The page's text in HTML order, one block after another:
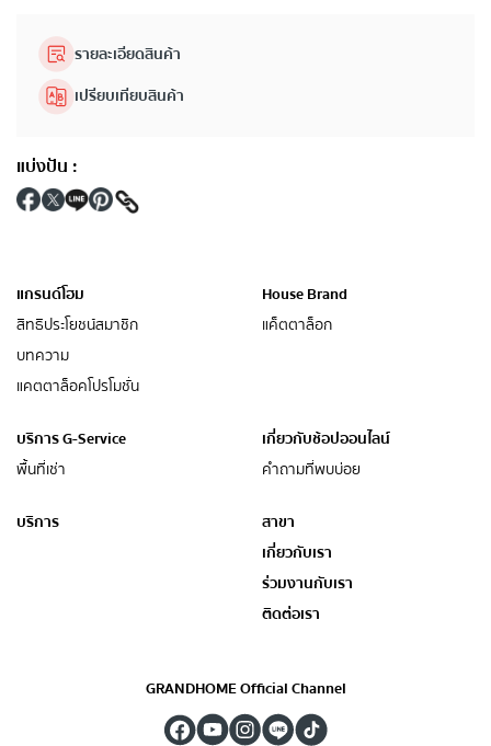
รายละเอียดสินค้า
เปรียบเทียบสินค้า
แบ่งปัน :
แกรนด์โฮม
สิทธิประโยชน์สมาชิก
บทความ
แคตตาล็อคโปรโมชั่น
House Brand
แค็ตตาล็อก
บริการ G-Service
พื้นที่เช่า
เกี่ยวกับช้อปออนไลน์
คำถามที่พบบ่อย
บริการ
สาขา
เกี่ยวกับเรา
ร่วมงานกับเรา
ติดต่อเรา
GRANDHOME Official Channel